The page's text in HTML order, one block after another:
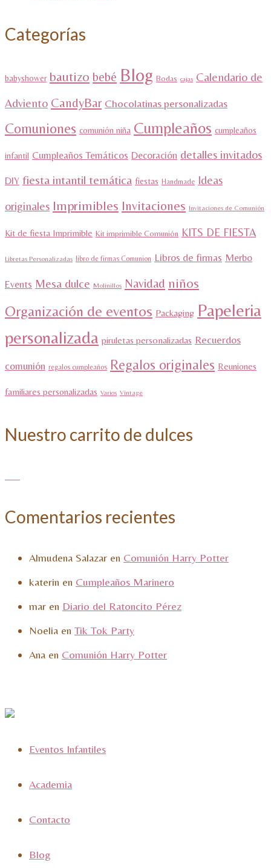
Categorías
babyshower bautizo bebé Blog Bodas cajas Calendario de
Adviento CandyBar Chocolatinas personalizadas
Comuniones comunión niña Cumpleaños cumpleaños
infantil Cumpleaños Temáticos Decoración detalles invitados
DIY fiesta intantil temática fiestas Handmade Ideas
originales Imprimibles Invitaciones Invitaciones de Comunión
Kit de fiesta Imprimible Kit imprimible Comunión KITS DE FIESTA
Libretas Personalizadas libro de firmas Comunion Libros de firmas Merbo
Events Mesa dulce Molinillos Navidad niños
Organización de eventos Packaging Papeleria
personalizada piruletas personalizadas Recuerdos
comunión regalos cumpleaños Regalos originales Reuniones
familiares personalizadas Varios Vintage
Nuestro carrito de dulces
Comentarios recientes
Almudena Salazar en Comunión Harry Potter
katerin en Cumpleaños Marinero
mar en Diario del Ratoncito Pérez
Noelia en Tik Tok Party
Ana en Comunión Harry Potter
Eventos Infantiles
Academia
Contacto
Blog